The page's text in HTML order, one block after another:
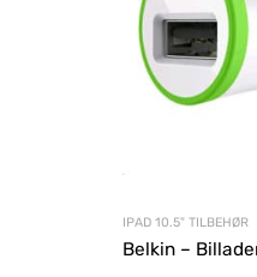
IPAD 10.5" TILBEHØR
Belkin –